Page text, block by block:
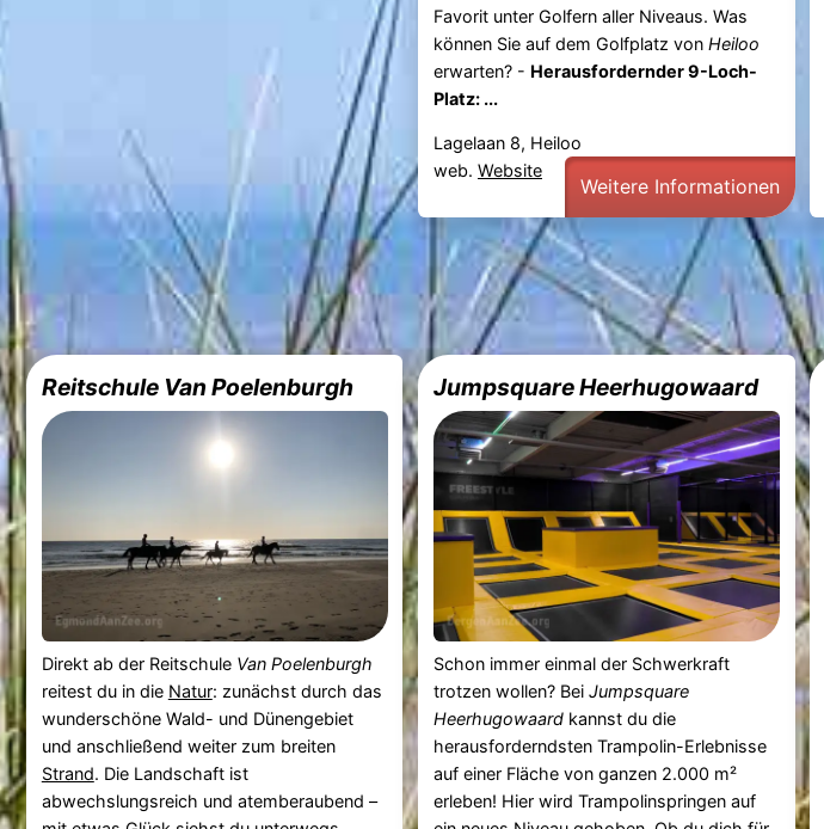
Favorit unter Golfern aller Niveaus. Was
können Sie auf dem Golfplatz von Heiloo
erwarten? - Herausfordernder 9-Loch-
Platz: ...
Lagelaan 8, Heiloo
web. Website
Weitere Informationen
Reitschule Van Poelenburgh
Direkt ab der Reitschule Van Poelenburgh
reitest du in die Natur: zunächst durch das
wunderschöne Wald- und Dünengebiet
und anschließend weiter zum breiten
Strand. Die Landschaft ist
abwechslungsreich und atemberaubend –
Jumpsquare Heerhugowaard
Schon immer einmal der Schwerkraft
trotzen wollen? Bei Jumpsquare
Heerhugowaardkannst du die
herausforderndsten Trampolin-Erlebnisse
auf einer Fläche von ganzen 2.000 m²
erleben! Hier wird Trampolinspringen auf